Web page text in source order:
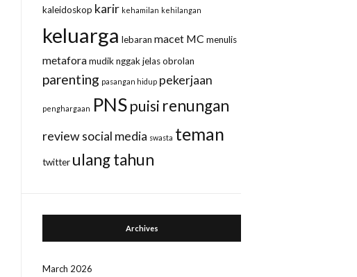
kaleidoskop karir kehamilan kehilangan
keluarga lebaran macet MC menulis
metafora mudik nggak jelas obrolan
parenting pasangan hidup pekerjaan
penghargaan PNSpuisi renungan
reviewsocial media swasta teman
twitter ulang tahun
Archives
March 2026